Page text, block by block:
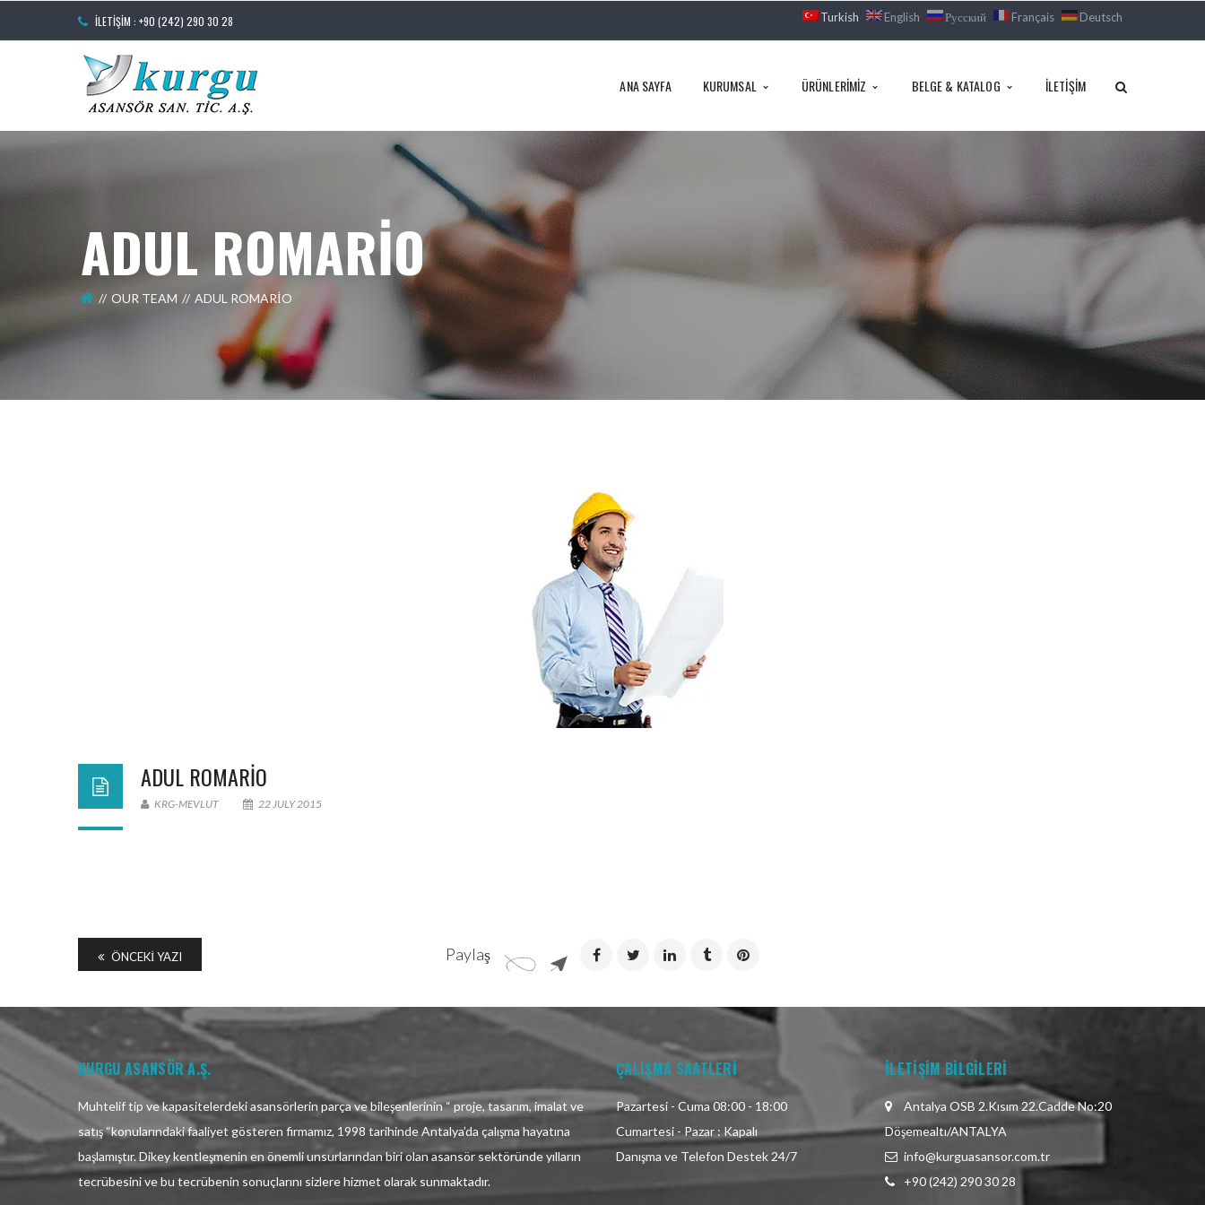
İLETIŞIM : +90 (242) 290 30 28 Turkish English Русский Français Deutsch
ANA SAYFA KURUMSAL ÜRÜNLERIMIZ BELGE & KATALOG İLETIŞIM
ADUL ROMARIO
OUR TEAM ADUL ROMARIO
ADUL ROMARIO
KRG-MEVLUT 22 JULY 2015
Paylaş
ÖNCEKI YAZI
KURGU ASANSÖR A.Ş.
Muhtelif tip ve kapasitelerdeki asansörlerin parça ve bileşenlerinin “ proje, tasarım, imalat ve
satış “konularındaki faaliyet gösteren firmamız, 1998 tarihinde Antalya’da çalışma hayatına
başlamıştır. Dikey kentleşmenin en önemli unsurlarından biri olan asansör sektöründe yılların
tecrübesini ve bu tecrübenin sonuçlarını sizlere hizmet olarak sunmaktadır.
ÇALIŞMA SAATLERİ
Pazartesi - Cuma 08:00 - 18:00
Cumartesi - Pazar : Kapalı
Danışma ve Telefon Destek 24/7
İLETİŞİM BİLGİLERİ
Antalya OSB 2.Kısım 22.Cadde No:20
Döşemealtı/ANTALYA
info@kurguasansor.com.tr
+90 (242) 290 30 28